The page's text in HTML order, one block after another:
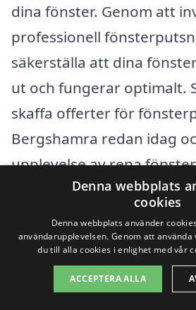
dina fönster. Genom att
professionell
säkerställa att dina
ut och fungerar optimalt.
skaffa offerter för
Bergshamra redan idag
upplevelse av rena
förpliktelser
Denna webbplats
cookies
Denna webbplats använder
användarupplevelsen. Genom att
du till alla cookies i enlighet med vår
ACCEPTERA ALLA